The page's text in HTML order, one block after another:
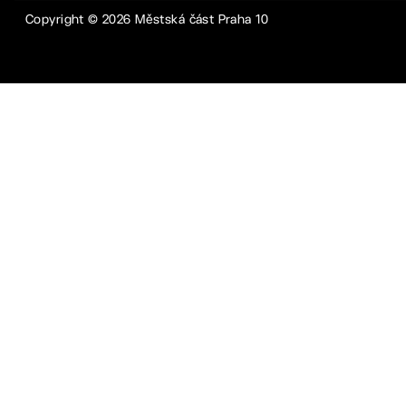
Copyright ©2026 Městská část Praha 10